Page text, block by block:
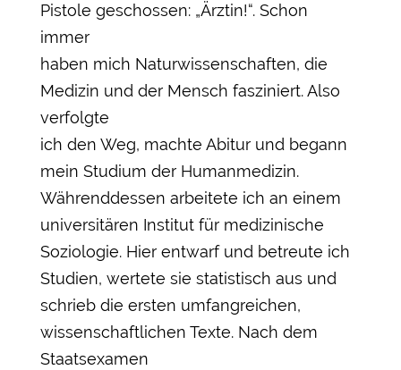
Pistole geschossen: „Ärztin!“. Schon
immer
haben mich Naturwissenschaften, die
Medizin und der Mensch fasziniert. Also
verfolgte
ich den Weg, machte Abitur und begann
mein Studium der Humanmedizin.
Währenddessen arbeitete ich an einem
universitären Institut für medizinische
Soziologie. Hier entwarf und betreute ich
Studien, wertete sie statistisch aus und
schrieb die ersten umfangreichen,
wissenschaftlichen Texte. Nach dem
Staatsexamen